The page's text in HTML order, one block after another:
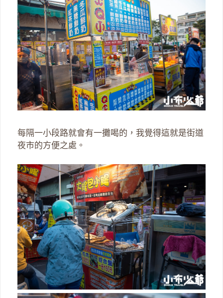
每隔一小段路就會有一攤喝的，我覺得這就是街道
夜市的方便之處。